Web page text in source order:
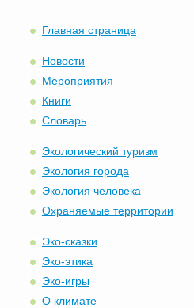
Главная страница
Новости
Мероприятия
Книги
Словарь
Экологический туризм
Экология города
Экология человека
Охраняемые территории
Эко-сказки
Эко-этика
Эко-игры
О климате